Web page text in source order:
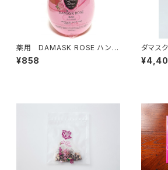
薬用 DAMASK ROSE ハンド
ソープ
¥858
ダマス
ml